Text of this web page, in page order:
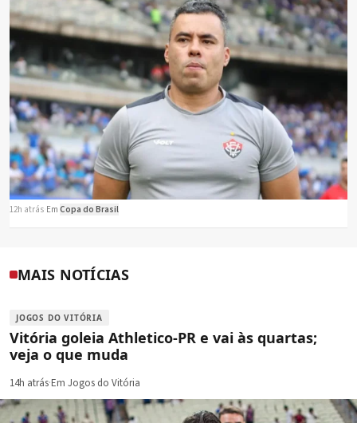
12h atrás Em Copa do Brasil
MAIS NOTÍCIAS
JOGOS DO VITÓRIA
Vitória goleia Athletico-PR e vai às quartas;
veja o que muda
14h atrás·Em Jogos do Vitória